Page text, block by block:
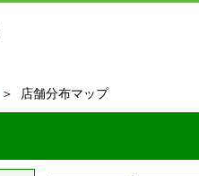
＞ 店舗分布マップ